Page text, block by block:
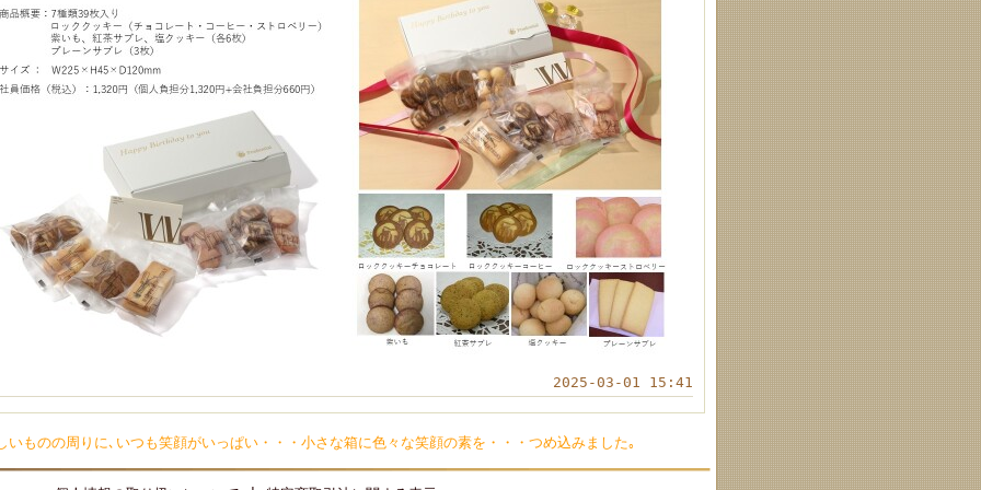
2025-03-01 15:41
いものの周りに､いつも笑顔がいっぱい・・・小さな箱に色々な笑顔の素を・・・つめ込みました｡